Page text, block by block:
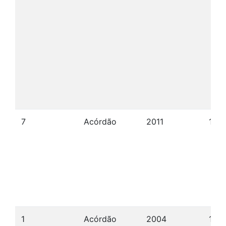
7 Acórdão 2011 15/
1 Acórdão 2004 10/